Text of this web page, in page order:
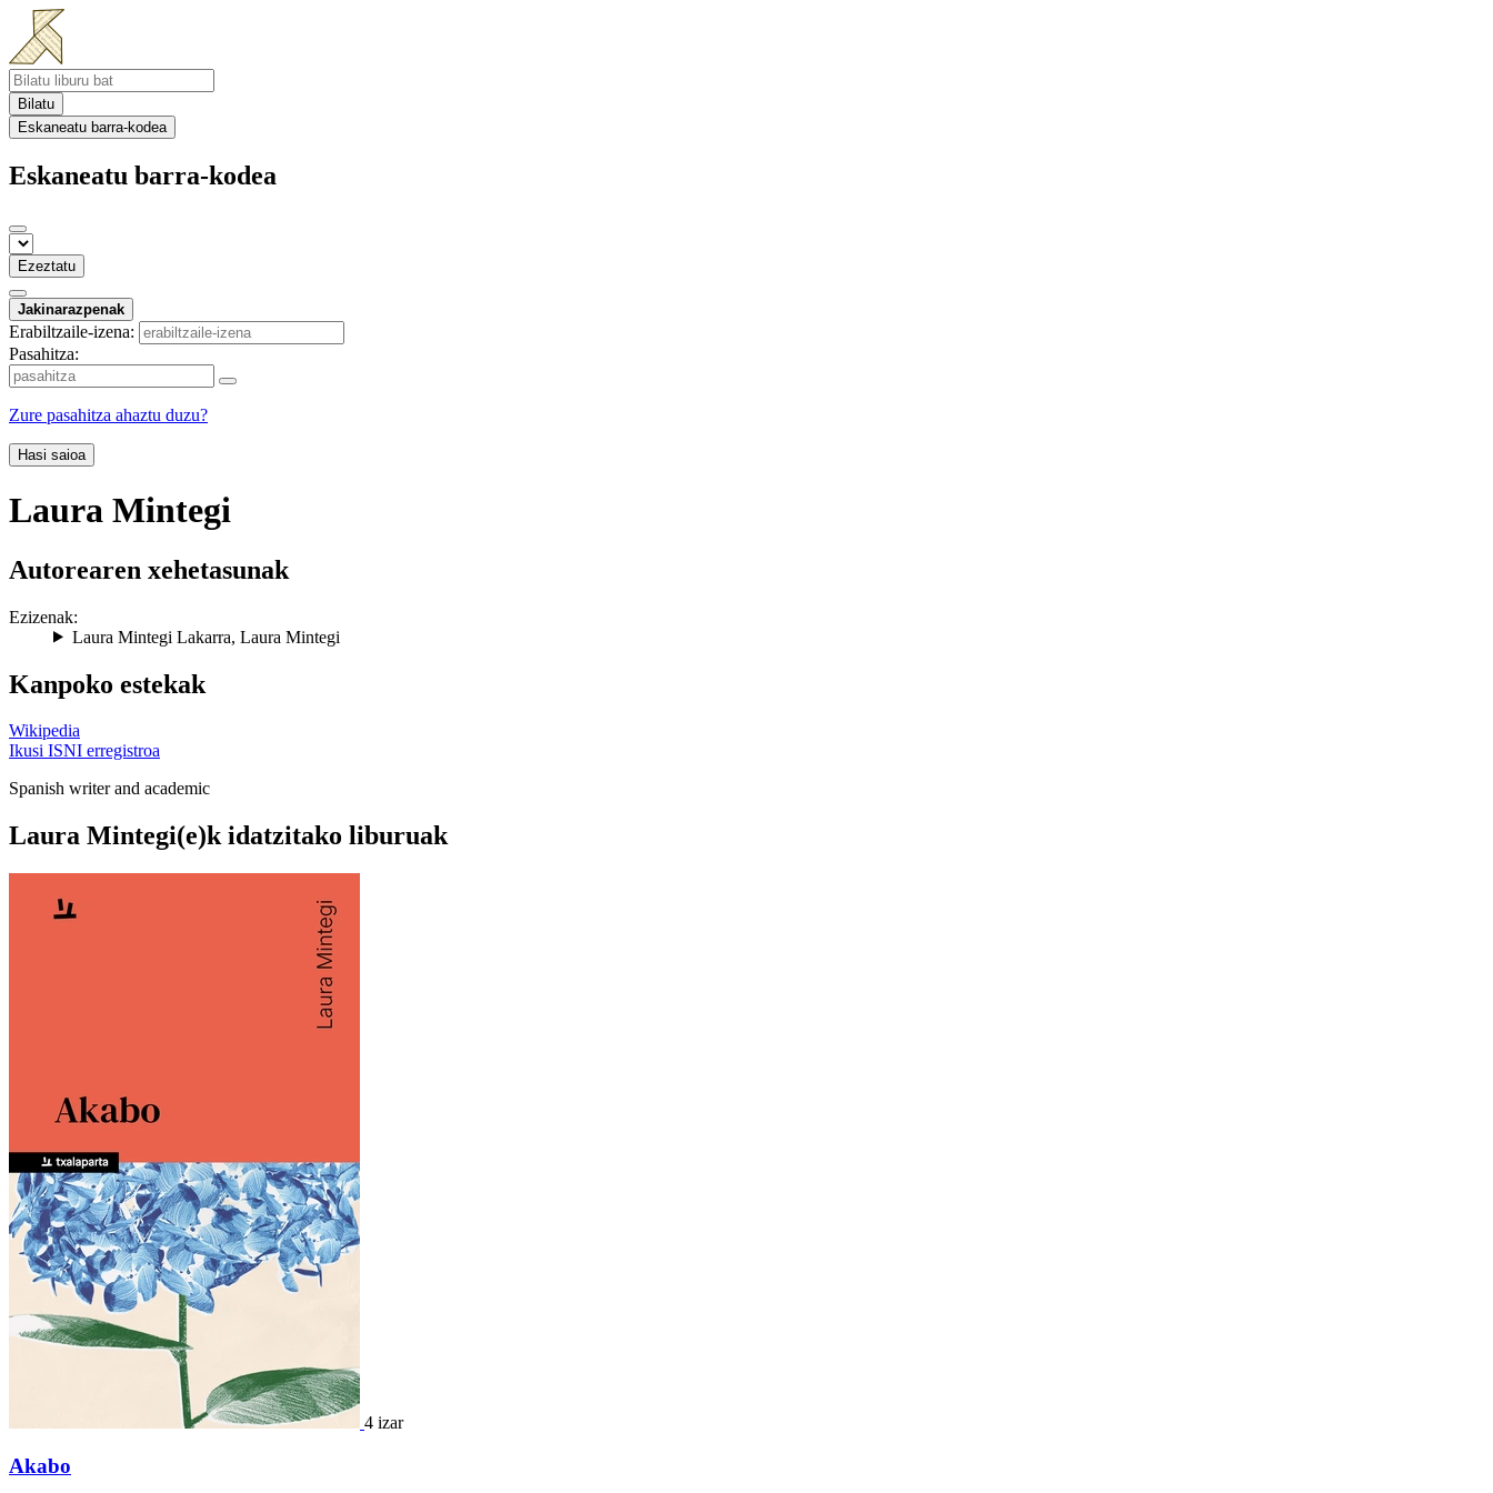
Bilatu
Eskaneatu barra-kodea
Eskaneatu barra-kodea
Ezeztatu
Jakinarazpenak
Erabiltzaile-izena:
Pasahitza:
Zure pasahitza ahaztu duzu?
Hasi saioa
Laura Mintegi
Autorearen xehetasunak
Ezizenak:
Laura Mintegi Lakarra, Laura Mintegi
Kanpoko estekak
Wikipedia
Ikusi ISNI erregistroa
Spanish writer and academic
Laura Mintegi(e)k idatzitako liburuak
4 izar
Akabo